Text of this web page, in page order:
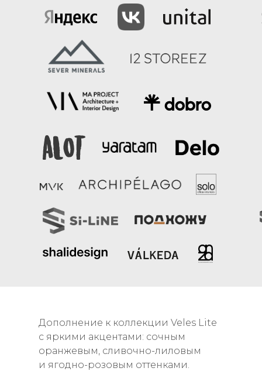
Дополнение к коллекции Veles Lite
с яркими акцентами: сочным
оранжевым, сливочно-лиловым
и ягодно-розовым оттенками.